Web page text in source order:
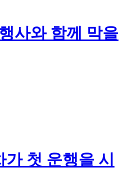
사와 함께 막을
첫 운행을 시